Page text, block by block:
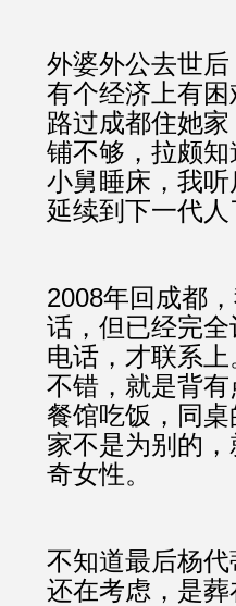
外婆外公去世
有个经济上有
路过成都住她
铺不够，拉颇
小舅睡床，我
延续到下一代人
2008年回成都
话，但已经完
电话，才联系
不错，就是背
餐馆吃饭，同
家不是为别的
奇女性。
不知道最后杨
还在考虑，是